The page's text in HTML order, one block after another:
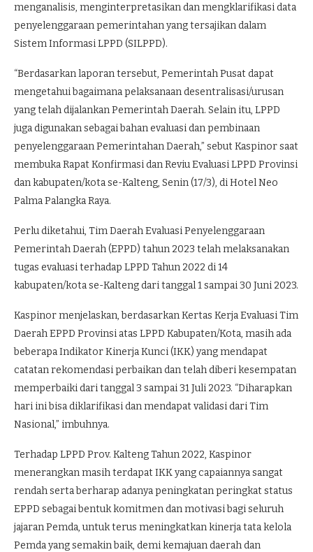
menganalisis, menginterpretasikan dan mengklarifikasi data
penyelenggaraan pemerintahan yang tersajikan dalam
Sistem Informasi LPPD (SILPPD).
“Berdasarkan laporan tersebut, Pemerintah Pusat dapat
mengetahui bagaimana pelaksanaan desentralisasi/urusan
yang telah dijalankan Pemerintah Daerah. Selain itu, LPPD
juga digunakan sebagai bahan evaluasi dan pembinaan
penyelenggaraan Pemerintahan Daerah,” sebut Kaspinor saat
membuka Rapat Konfirmasi dan Reviu Evaluasi LPPD Provinsi
dan kabupaten/kota se-Kalteng, Senin (17/3), di Hotel Neo
Palma Palangka Raya.
Perlu diketahui, Tim Daerah Evaluasi Penyelenggaraan
Pemerintah Daerah (EPPD) tahun 2023 telah melaksanakan
tugas evaluasi terhadap LPPD Tahun 2022 di 14
kabupaten/kota se-Kalteng dari tanggal 1 sampai 30 Juni 2023.
Kaspinor menjelaskan, berdasarkan Kertas Kerja Evaluasi Tim
Daerah EPPD Provinsi atas LPPD Kabupaten/Kota, masih ada
beberapa Indikator Kinerja Kunci (IKK) yang mendapat
catatan rekomendasi perbaikan dan telah diberi kesempatan
memperbaiki dari tanggal 3 sampai 31 Juli 2023. “Diharapkan
hari ini bisa diklarifikasi dan mendapat validasi dari Tim
Nasional,” imbuhnya.
Terhadap LPPD Prov. Kalteng Tahun 2022, Kaspinor
menerangkan masih terdapat IKK yang capaiannya sangat
rendah serta berharap adanya peningkatan peringkat status
EPPD sebagai bentuk komitmen dan motivasi bagi seluruh
jajaran Pemda, untuk terus meningkatkan kinerja tata kelola
Pemda yang semakin baik, demi kemajuan daerah dan